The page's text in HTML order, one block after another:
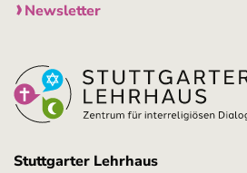
Stuttgarter Lehrhaus
Newsletter